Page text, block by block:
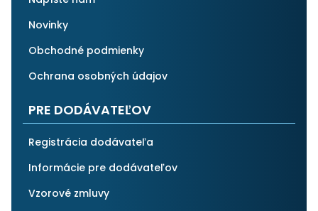
Novinky
Obchodné podmienky
Ochrana osobných údajov
PRE DODÁVATEĽOV
Registrácia dodávateľa
Informácie pre dodávateľov
Vzorové zmluvy